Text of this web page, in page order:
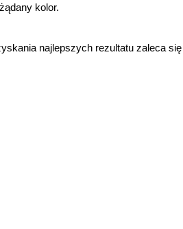
kolor.
najlepszych rezultatu zaleca